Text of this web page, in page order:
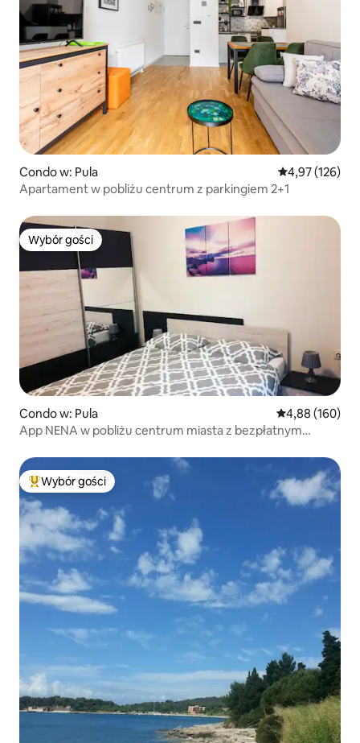
Condo w: Pula Średnia
4,97 (126)
Apartament w pobliżu centrum z parkingiem 2+1
Wybór gości
Wybór gości
Condo w: Pula Średnia
4,88 (160)
App NENA w pobliżu centrum miasta z bezpłatnym
Najpopularniejsze z kategorii Wybór gości
Wybór gości